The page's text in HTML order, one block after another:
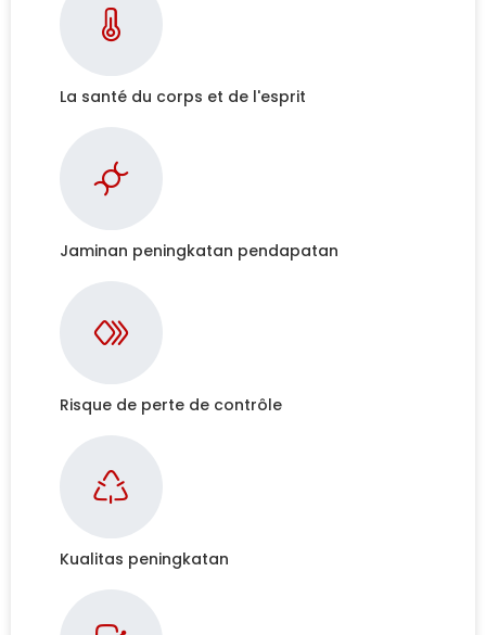
La santé du corps et de l'esprit
Jaminan peningkatan pendapatan
Risque de perte de contrôle
Kualitas peningkatan